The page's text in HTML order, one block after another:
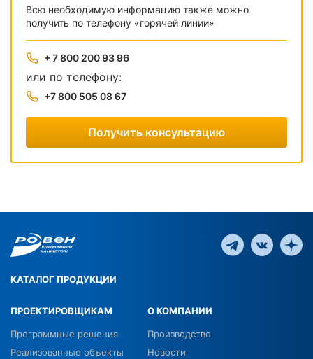
Всю необходимую информацию также можно
получить по телефону «горячей линии»
+ 7 800 200 93 96
или по телефону:
+7 800 505 08 67
Получить консультацию
КАТАЛОГ ПРОДУКЦИИ
ПРОЕКТИРОВЩИКАМ
Программные решения
Реализованные объекты
О КОМПАНИИ
Производство
Новости